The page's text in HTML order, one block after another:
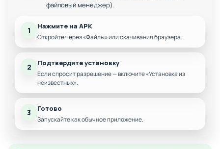
файловый менеджер).
1 Нажмите на APK
Откройте через «Файлы» или скачивания браузера.
2 Подтвердите установку
Если спросит разрешение — включите «Установка из
неизвестных».
3 Готово
Запускайте как обычное приложение.